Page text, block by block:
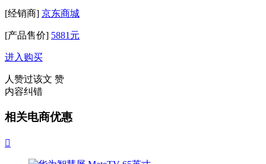
[经销商] 京东商城
[产品售价] 5881元
进入购买
人赞过该文 赞
内容纠错
相关电商优惠
